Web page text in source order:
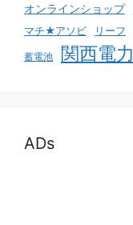
オンラインショップ
マチ★アソビ リーフ
蓄電池 関西電力
ADs